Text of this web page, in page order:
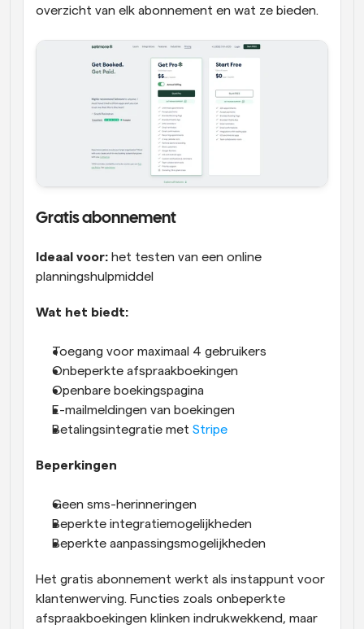
overzicht van elk abonnement en wat ze bieden.
Gratis abonnement
Ideaal voor: het testen van een online
planningshulpmiddel
Wat het biedt:
Toegang voor maximaal 4 gebruikers
Onbeperkte afspraakboekingen
Openbare boekingspagina
E-mailmeldingen van boekingen
Betalingsintegratie met Stripe
Beperkingen
Geen sms-herinneringen
Beperkte integratiemogelijkheden
Beperkte aanpassingsmogelijkheden
Het gratis abonnement werkt als instappunt voor
klantenwerving. Functies zoals onbeperkte
afspraakboekingen klinken indrukwekkend, maar